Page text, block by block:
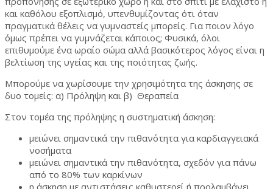
και καθόλου εξοπλισμό, υπενθυμίζοντας ότι όταν
πραγματικά θέλεις να γυμναστείς μπορείς. Για ποιον λόγο
όμως πρέπει να γυμνάζεται κάποιος; Φυσικά, όλοι
επιθυμούμε ένα ωραίο σώμα αλλά βασικότερος λόγος είναι η
βελτίωση της υγείας και της ποιότητας ζωής.
Μπορούμε να χωρίσουμε την χρησιμότητα της άσκησης σε
δυο τομείς: α) Πρόληψη και β) Θεραπεία
Στον τομέα της πρόληψης η συστηματική άσκηση:
μειώνει σημαντικά την πιθανότητα για καρδιαγγειακά
νοσήματα
μειώνει σημαντικά την πιθανότητα, σχεδόν για πάνω
από το 80% των καρκίνων